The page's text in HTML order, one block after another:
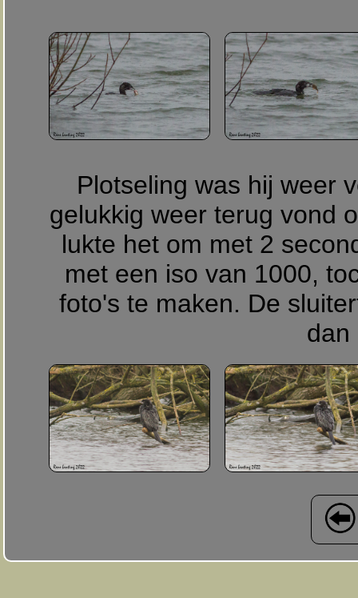
Plotseling was hij weer
gelukkig weer terug vond
lukte het om met 2
met een iso van 1000,
foto's te maken. De
dan